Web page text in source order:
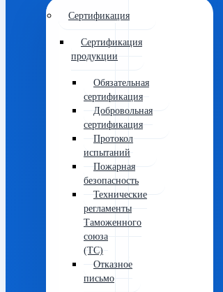
Сертификация
Сертификация
продукции
Обязательная
сертификация
Добровольная
сертификация
Протокол
испытаний
Пожарная
безопасность
Технические
регламенты
Таможенного
союза
(ТС)
Отказное
письмо